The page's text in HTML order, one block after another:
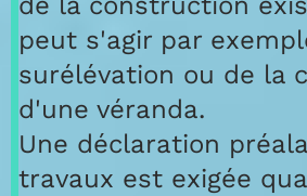
peut s'agir par
surélévation ou de la
d'une véranda.
Une déclaration
travaux est exigée